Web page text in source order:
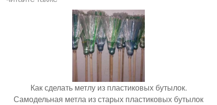
Как сделать метлу из пластиковых бутылок.
Самодельная метла из старых пластиковых бутылок